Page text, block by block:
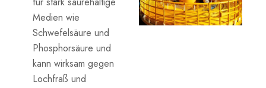
Medien wie
Schwefelsäure und
Phosphorsäure und
kann wirksam gegen
Lochfraß und